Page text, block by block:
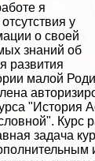
я
у
о своей
знаний об
развития
малой
"История
Курс
задача